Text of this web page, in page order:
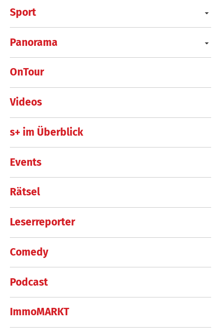
Sport
Panorama
OnTour
Videos
s+ im Überblick
Events
Rätsel
Leserreporter
Comedy
Podcast
ImmoMARKT